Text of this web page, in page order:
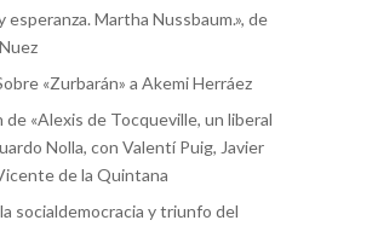
esperanza. Martha Nussbaum.», de
«Zurbarán» a Akemi Herráez
«Alexis de Tocqueville, un liberal
Nolla, con Valentí Puig, Javier
de la Quintana
socialdemocracia y triunfo del